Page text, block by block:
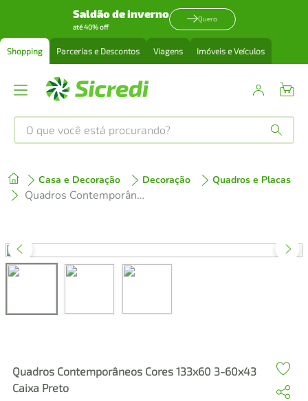
Saldão de inverno
até 40% off
Quero
Shopping Parcerias e Descontos Viagens Imóveis e Veículos
O que você está procurando?
Casa e Decoração Decoração Quadros e Placas
Quadros Contemporâneos Cores 133x60 3-60x43 Caixa Preto
Quadros Contemporâneos Cores 133x60 3-60x43
Caixa Preto
1º tenis
perfume